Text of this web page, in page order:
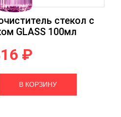
стекол с
GLASS 100мл
₽